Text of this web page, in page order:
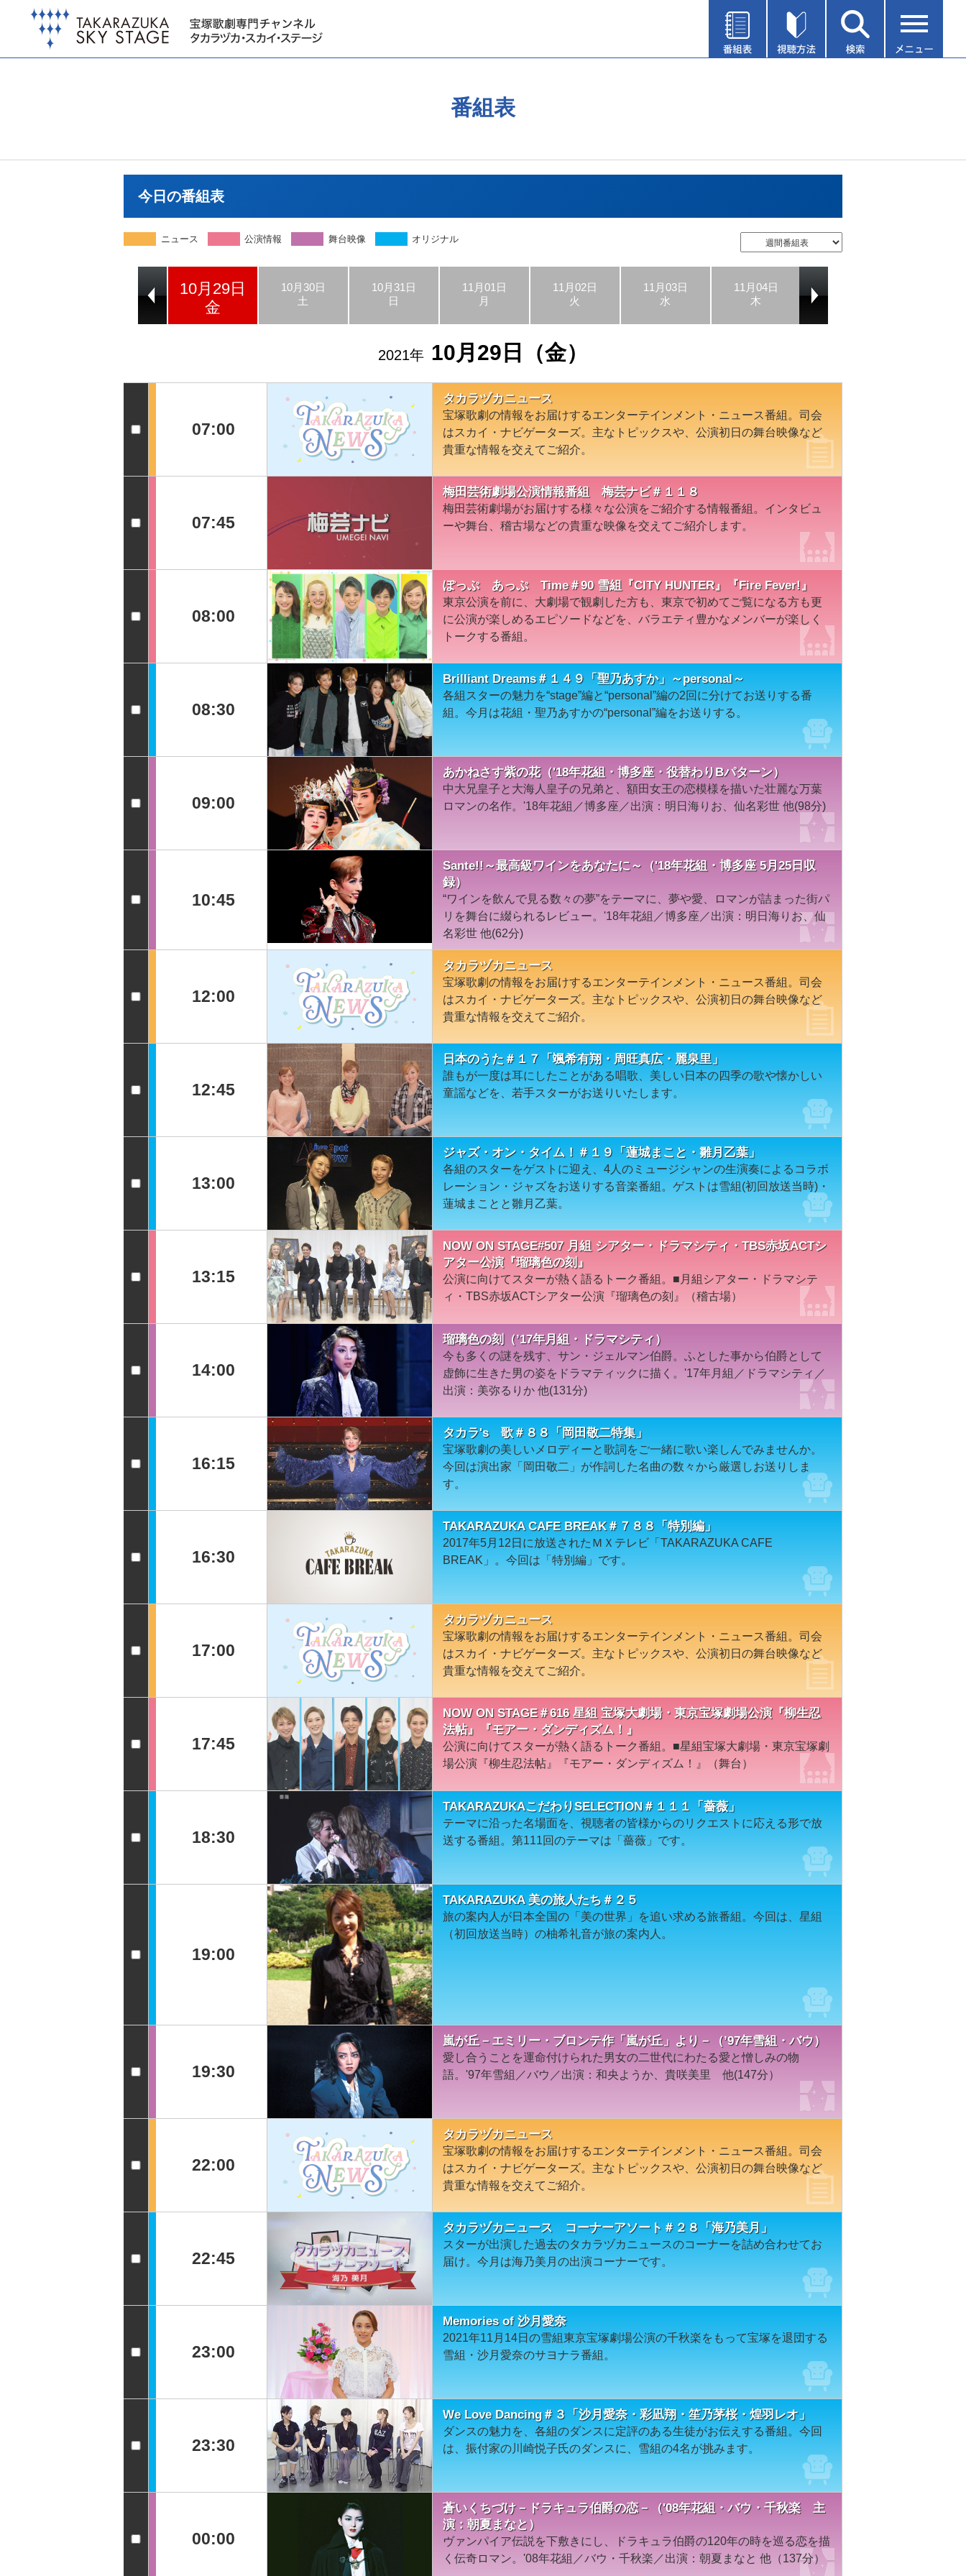
番組表
今日の番組表
ニュース 公演情報 舞台映像 オリジナル
10月29日
金
10月30日
土
10月31日
日
11月01日
月
11月02日
火
11月03日
水
11月04日
木
2021年 10月29日（金）
07:00
タカラヅカニュース
宝塚歌劇の情報をお届けするエンターテインメント・ニュース番組。司会
はスカイ・ナビゲーターズ。主なトピックスや、公演初日の舞台映像など
貴重な情報を交えてご紹介。
07:45
梅田芸術劇場公演情報番組 梅芸ナビ＃１１８
梅田芸術劇場がお届けする様々な公演をご紹介する情報番組。インタビュ
ーや舞台、稽古場などの貴重な映像を交えてご紹介します。
08:00
ぽっぷ あっぷ Time＃90 雪組『CITY HUNTER』『Fire Fever!』
東京公演を前に、大劇場で観劇した方も、東京で初めてご覧になる方も更
に公演が楽しめるエピソードなどを、バラエティ豊かなメンバーが楽しく
トークする番組。
08:30
Brilliant Dreams＃１４９「聖乃あすか」～personal～
各組スターの魅力を“stage”編と“personal”編の2回に分けてお送りする番
組。今月は花組・聖乃あすかの“personal”編をお送りする。
09:00
あかねさす紫の花（'18年花組・博多座・役替わりBパターン）
中大兄皇子と大海人皇子の兄弟と、額田女王の恋模様を描いた壮麗な万葉
ロマンの名作。'18年花組／博多座／出演：明日海りお、仙名彩世 他(98分)
10:45
Sante!!～最高級ワインをあなたに～（'18年花組・博多座 5月25日収
録）
“ワインを飲んで見る数々の夢”をテーマに、夢や愛、ロマンが詰まった街パ
リを舞台に綴られるレビュー。'18年花組／博多座／出演：明日海りお、仙
名彩世 他(62分)
12:00
タカラヅカニュース
宝塚歌劇の情報をお届けするエンターテインメント・ニュース番組。司会
はスカイ・ナビゲーターズ。主なトピックスや、公演初日の舞台映像など
貴重な情報を交えてご紹介。
12:45
日本のうた＃１７「颯希有翔・周旺真広・麗泉里」
誰もが一度は耳にしたことがある唱歌、美しい日本の四季の歌や懐かしい
童謡などを、若手スターがお送りいたします。
13:00
ジャズ・オン・タイム！＃１９「蓮城まこと・雛月乙葉」
各組のスターをゲストに迎え、4人のミュージシャンの生演奏によるコラボ
レーション・ジャズをお送りする音楽番組。ゲストは雪組(初回放送当時)・
蓮城まことと雛月乙葉。
13:15
NOW ON STAGE#507 月組 シアター・ドラマシティ・TBS赤坂ACTシ
アター公演『瑠璃色の刻』
公演に向けてスターが熱く語るトーク番組。■月組シアター・ドラマシテ
ィ・TBS赤坂ACTシアター公演『瑠璃色の刻』（稽古場）
14:00
瑠璃色の刻（’17年月組・ドラマシティ）
今も多くの謎を残す、サン・ジェルマン伯爵。ふとした事から伯爵として
虚飾に生きた男の姿をドラマティックに描く。'17年月組／ドラマシティ／
出演：美弥るりか 他(131分)
16:15
タカラ's 歌＃８８「岡田敬二特集」
宝塚歌劇の美しいメロディーと歌詞をご一緒に歌い楽しんでみませんか。
今回は演出家「岡田敬二」が作詞した名曲の数々から厳選しお送りしま
す。
16:30
TAKARAZUKA CAFE BREAK＃７８８「特別編」
2017年5月12日に放送されたＭＸテレビ「TAKARAZUKA CAFE
BREAK」。今回は「特別編」です。
17:00
タカラヅカニュース
宝塚歌劇の情報をお届けするエンターテインメント・ニュース番組。司会
はスカイ・ナビゲーターズ。主なトピックスや、公演初日の舞台映像など
貴重な情報を交えてご紹介。
17:45
NOW ON STAGE＃616 星組 宝塚大劇場・東京宝塚劇場公演『柳生忍
法帖』『モアー・ダンディズム！』
公演に向けてスターが熱く語るトーク番組。■星組宝塚大劇場・東京宝塚劇
場公演『柳生忍法帖』『モアー・ダンディズム！』（舞台）
18:30
TAKARAZUKAこだわりSELECTION＃１１１「薔薇」
テーマに沿った名場面を、視聴者の皆様からのリクエストに応える形で放
送する番組。第111回のテーマは「薔薇」です。
19:00
TAKARAZUKA 美の旅人たち＃２５
旅の案内人が日本全国の「美の世界」を追い求める旅番組。今回は、星組
（初回放送当時）の柚希礼音が旅の案内人。
19:30
嵐が丘－エミリー・ブロンテ作「嵐が丘」より－（’97年雪組・バウ）
愛し合うことを運命付けられた男女の二世代にわたる愛と憎しみの物
語。'97年雪組／バウ／出演：和央ようか、貴咲美里 他(147分）
22:00
タカラヅカニュース
宝塚歌劇の情報をお届けするエンターテインメント・ニュース番組。司会
はスカイ・ナビゲーターズ。主なトピックスや、公演初日の舞台映像など
貴重な情報を交えてご紹介。
22:45
タカラヅカニュース コーナーアソート＃２８「海乃美月」
スターが出演した過去のタカラヅカニュースのコーナーを詰め合わせてお
届け。今月は海乃美月の出演コーナーです。
23:00
Memories of 沙月愛奈
2021年11月14日の雪組東京宝塚劇場公演の千秋楽をもって宝塚を退団する
雪組・沙月愛奈のサヨナラ番組。
23:30
We Love Dancing＃３「沙月愛奈・彩凪翔・笙乃茅桜・煌羽レオ」
ダンスの魅力を、各組のダンスに定評のある生徒がお伝えする番組。今回
は、振付家の川崎悦子氏のダンスに、雪組の4名が挑みます。
00:00
蒼いくちづけ－ドラキュラ伯爵の恋－（'08年花組・バウ・千秋楽 主
演：朝夏まなと）
ヴァンパイア伝説を下敷きにし、ドラキュラ伯爵の120年の時を巡る恋を描
く伝奇ロマン。'08年花組／バウ・千秋楽／出演：朝夏まなと 他（137分）